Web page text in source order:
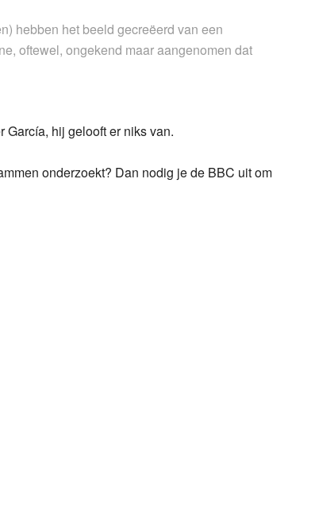
hebben het beeld gecreëerd van een
oftewel, ongekend maar aangenomen dat
hij gelooft er niks van.
onderzoekt? Dan nodig je de BBC uit om